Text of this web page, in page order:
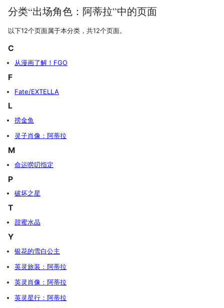
分类“出场角色：阿蒂拉”中的页面
以下12个页面属于本分类，共12个页面。
C
从漫画了解！FGO
F
Fate/EXTELLA
L
捞金鱼
灵子肖像：阿蒂拉
M
命运唠叨指定
P
破坏之星
T
甜蜜水晶
Y
银花的雪白公主
英灵旅装：阿蒂拉
英灵肖像：阿蒂拉
英灵星行：阿蒂拉